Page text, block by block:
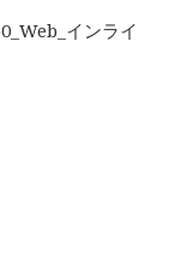
インライ